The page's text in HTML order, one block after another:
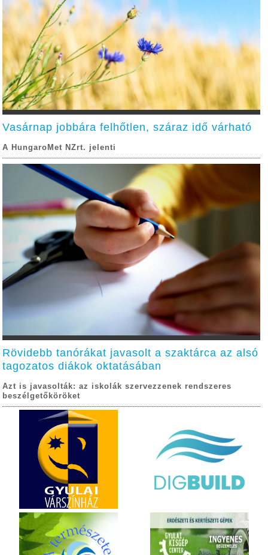
Vasárnap jobbára felhőtlen, száraz idő várható
A HungaroMet NZrt. jelenti
Rövidebb tanórákat javasolt a szaktárca az alsó
tagozatos diákok oktatásában
Azt is javasolták: az iskolák szervezzenek rendszeres
beszélgetőköröket